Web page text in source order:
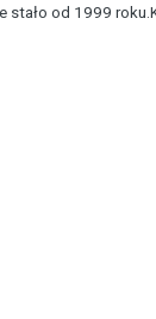
od 1999